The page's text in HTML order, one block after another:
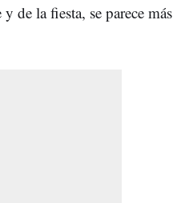
de la fiesta, se parece más